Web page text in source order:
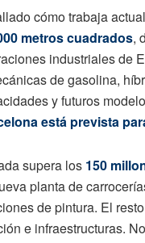
cómo trabaja
metros cuadrados,
industriales de
de gasolina,
y futuros
está prevista
supera los 150
planta de
de pintura. El
e infraestructuras.